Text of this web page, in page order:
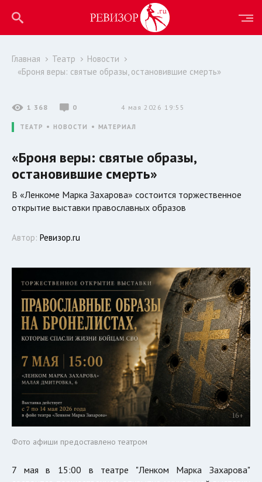
Главная Театр
Новости
«Броня веры: святые образы, остановившие смерть»
1 368 0 4 мая 2026 19:55
ТЕАТР НОВОСТИ МАТЕРИАЛ
«Броня веры: святые образы,
остановившие смерть»
В «Ленкоме Марка Захарова» состоится торжественное
открытие выставки православных образов
Автор: Ревизор.ru
Фото афиши предоставлено театром
7 мая в 15:00 в театре "Ленком Марка Захарова"